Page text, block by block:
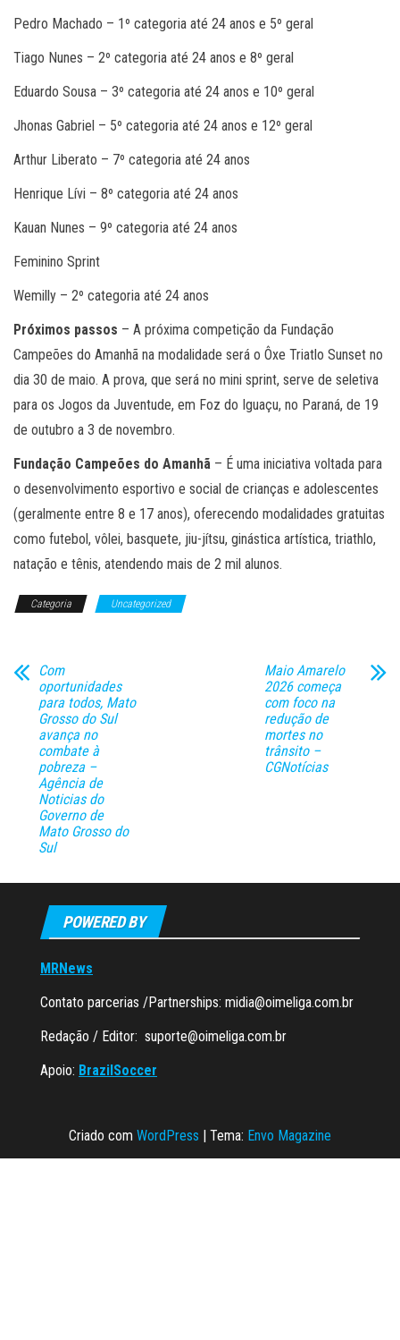
Pedro Machado – 1º categoria até 24 anos e 5º geral
Tiago Nunes – 2º categoria até 24 anos e 8º geral
Eduardo Sousa – 3º categoria até 24 anos e 10º geral
Jhonas Gabriel – 5º categoria até 24 anos e 12º geral
Arthur Liberato – 7º categoria até 24 anos
Henrique Lívi – 8º categoria até 24 anos
Kauan Nunes – 9º categoria até 24 anos
Feminino Sprint
Wemilly – 2º categoria até 24 anos
Próximos passos – A próxima competição da Fundação
Campeões do Amanhã na modalidade será o Ôxe Triatlo Sunset no
dia 30 de maio. A prova, que será no mini sprint, serve de seletiva
para os Jogos da Juventude, em Foz do Iguaçu, no Paraná, de 19
de outubro a 3 de novembro.
Fundação Campeões do Amanhã – É uma iniciativa voltada para
o desenvolvimento esportivo e social de crianças e adolescentes
(geralmente entre 8 e 17 anos), oferecendo modalidades gratuitas
como futebol, vôlei, basquete, jiu-jítsu, ginástica artística, triathlo,
natação e tênis, atendendo mais de 2 mil alunos.
Categoria Uncategorized
Com
oportunidades
para todos, Mato
Grosso do Sul
avança no
combate à
pobreza –
Agência de
Noticias do
Governo de
Mato Grosso do
Sul
Maio Amarelo
2026 começa
com foco na
redução de
mortes no
trânsito –
CGNotícias
POWERED BY
MRNews
Contato parcerias /Partnerships: midia@oimeliga.com.br
Redação / Editor: suporte@oimeliga.com.br
Apoio: BrazilSoccer
Criado com WordPress Tema: Envo Magazine